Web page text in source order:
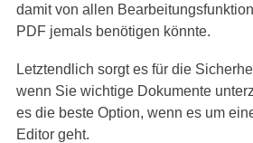
damit von allen
PDF jemals benötigen könnte.
Letztendlich sorgt es für die
wenn Sie wichtige Dokumente
es die beste Option, wenn es um
Editor geht.